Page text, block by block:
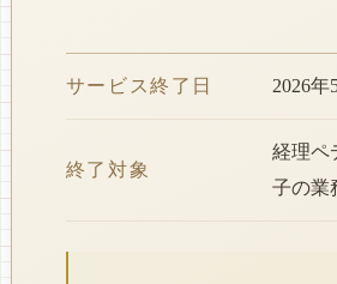
サービス終了日 2026年
終了対象
経理ペ
子の業